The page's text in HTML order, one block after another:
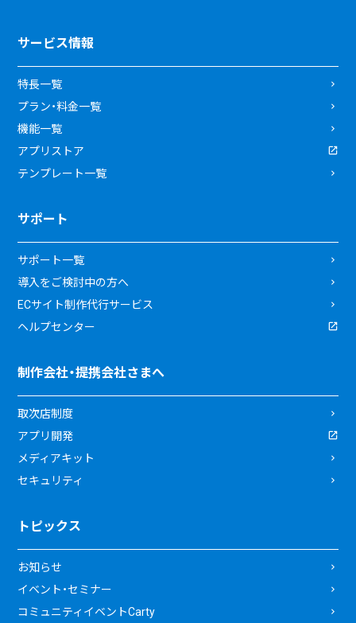
サービス情報
特長一覧
プラン・料金一覧
機能一覧
アプリストア
テンプレート一覧
サポート
サポート一覧
導入をご検討中の方へ
ECサイト制作代行サービス
ヘルプセンター
制作会社・提携会社さまへ
取次店制度
アプリ開発
メディアキット
セキュリティ
トピックス
お知らせ
イベント・セミナー
コミュニティイベントCarty